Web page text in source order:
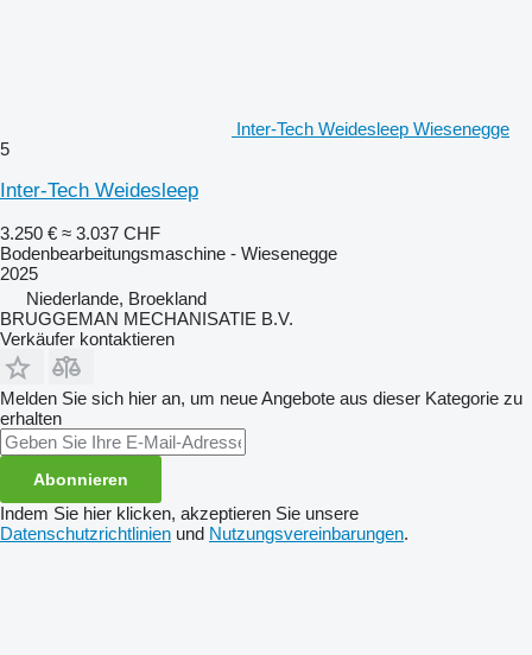
Inter-Tech Weidesleep Wiesenegge
5
Inter-Tech Weidesleep
3.250 € ≈ 3.037 CHF
Bodenbearbeitungsmaschine - Wiesenegge
2025
Niederlande, Broekland
BRUGGEMAN MECHANISATIE B.V.
Verkäufer kontaktieren
Melden Sie sich hier an, um neue Angebote aus dieser Kategorie zu
erhalten
Abonnieren
Indem Sie hier klicken, akzeptieren Sie unsere
Datenschutzrichtlinien und Nutzungsvereinbarungen.